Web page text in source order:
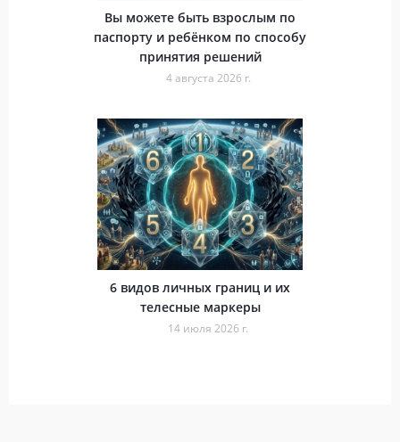
Вы можете быть взрослым по
паспорту и ребёнком по способу
принятия решений
4 августа 2026 г.
6 видов личных границ и их
телесные маркеры
14 июля 2026 г.